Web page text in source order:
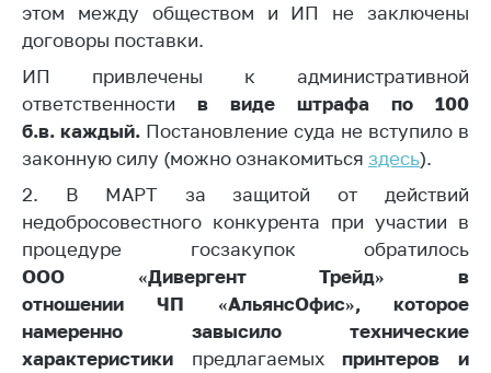
Применение мер
нетарифного
Биржевая торговля
Выставочная
деятельность в
Республике
Беларусь
Защита
персональных
данных
Новости
этом между обществом и ИП не заключены
договоры поставки.
ИП привлечены к административной
ответственности в виде штрафа по 100
б.в. каждый. Постановление суда не вступило в
законную силу (можно ознакомиться здесь).
2. В МАРТ за защитой от действий
недобросовестного конкурента при участии в
процедуре госзакупок обратилось
ООО «Дивергент Трейд» в
отношении
ЧП «АльянсОфис», которое
намеренно завысило технические
характеристики предлагаемыхпринтеров и